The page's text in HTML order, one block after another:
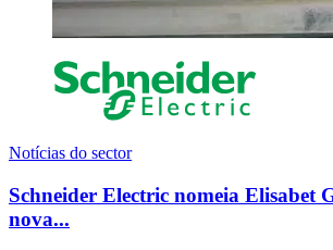
Notícias do sector
Schneider Electric nomeia Elisabet
nova...